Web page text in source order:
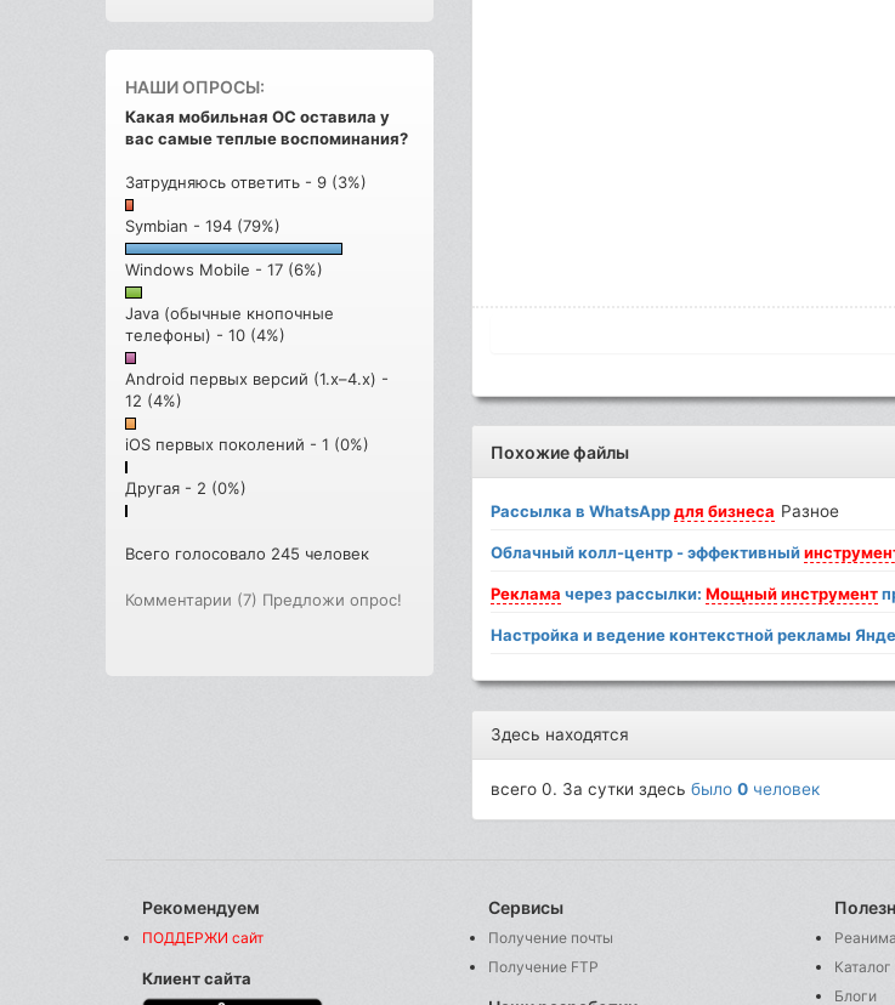
НАШИ ОПРОСЫ:
Какая мобильная ОС оставила у
вас самые теплые воспоминания?
Затрудняюсь ответить - 9 (3%)
Symbian - 194 (79%)
Windows Mobile - 17 (6%)
Java (обычные кнопочные
телефоны) - 10 (4%)
Android первых версий (1.x–4.x) -
12 (4%)
iOS первых поколений - 1 (0%)
Другая - 2 (0%)
Всего голосовало 245 человек
Комментарии (7) Предложи опрос!
Похожие файлы
Рассылка в WhatsAppдля бизнеса Разное
Облачный колл-центр - эффективный
Реклама через рассылки:Мощныйинструмент
Настройка и ведение контекстной рекламы
Здесь находятся
всего 0. За сутки здесьбыло0 человек
Рекомендуем
ПОДДЕРЖИ сайт
Клиент сайта
Сервисы
Получение почты
Получение FTP
Блоги